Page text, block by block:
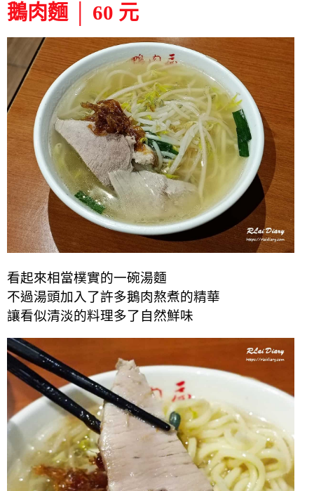
鵝肉麵 │ 60 元
看起來相當樸實的一碗湯麵
不過湯頭加入了許多鵝肉熬煮的精華
讓看似清淡的料理多了自然鮮味